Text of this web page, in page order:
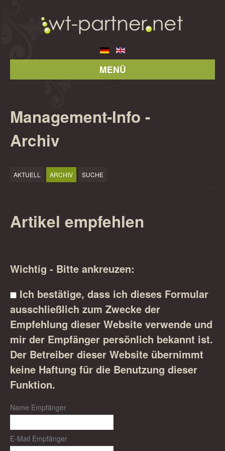
MENÜ
Management-Info -
Archiv
AKTUELL ARCHIV SUCHE
Artikel empfehlen
Wichtig - Bitte ankreuzen:
Ich bestätige, dass ich dieses Formular
ausschließlich zum Zwecke der
Empfehlung dieser Website verwende und
mir der Empfänger persönlich bekannt ist.
Der Betreiber dieser Website übernimmt
keine Haftung für die Benutzung dieser
Funktion.
Name Empfänger
E-Mail Empfänger